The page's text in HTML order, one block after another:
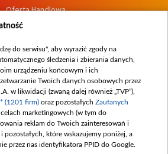
Oferta Handlowa
Dostępność
zgłoszeń wewnętrznych
do serwisu", aby wyrazić zgody na
śledzenia i zbierania danych,
urządzeniu końcowym i ich
Twoich danych osobowych przez
w likwidacji (zwaną dalej również „TVP”),
(1201 firm) oraz pozostałych Zaufanych
celach marketingowych (w tym do
reklam do Twoich zainteresowań i
pozostałych, które wskazujemy poniżej, a
przez nas identyfikatora PPID do Google.